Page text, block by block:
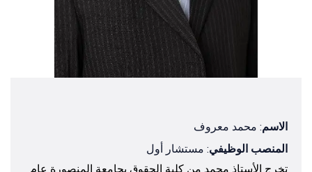
الاسم: محمد معروف
المنصب الوظيفي: مستشار أول